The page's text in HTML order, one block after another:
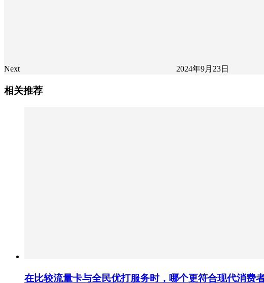
Next 2024年9月23日
相关推荐
在比较流量卡与全民优打服务时，哪个更符合现代消费